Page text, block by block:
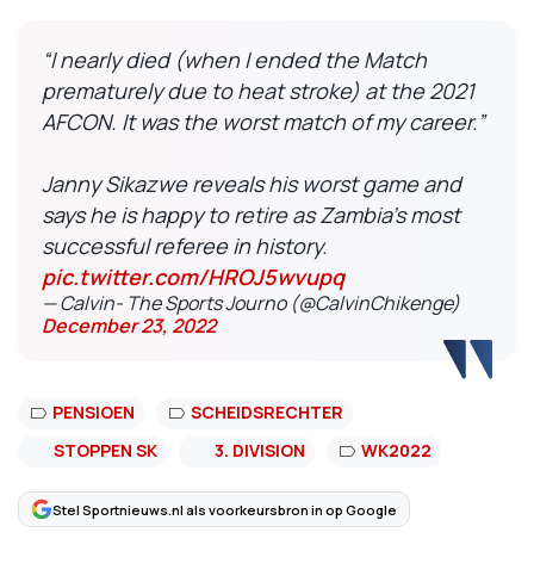
“I nearly died (when I ended the Match
prematurely due to heat stroke) at the 2021
AFCON. It was the worst match of my career.”
Janny Sikazwe reveals his worst game and
says he is happy to retire as Zambia’s most
successful referee in history.
pic.twitter.com/HROJ5wvupq
— Calvin- The Sports Journo (@CalvinChikenge)
December 23, 2022
PENSIOEN
SCHEIDSRECHTER
STOPPEN SK
3. DIVISION WK2022
Stel Sportnieuws.nl als voorkeursbron in op Google